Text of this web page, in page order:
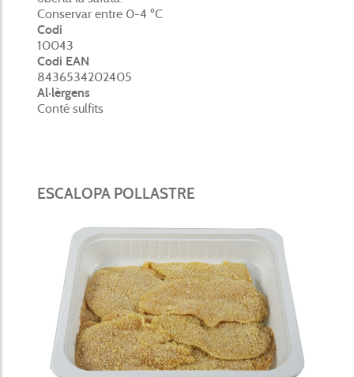
Conservar entre 0-4 ºC
Codi
10043
Codi EAN
8436534202405
Al·lèrgens
Conté sulfits
ESCALOPA POLLASTRE